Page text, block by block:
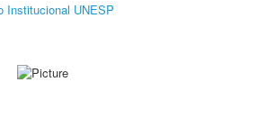
Institucional UNESP